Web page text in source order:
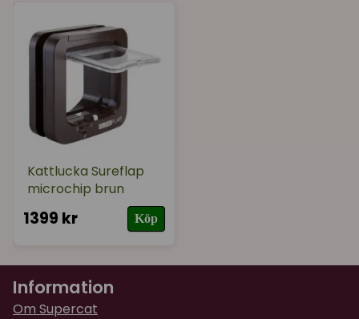
När du monterar en Sureflap i fönsterglas gör den
här tilläggsutrustningen att du kan montera
mm (min.) till 260 mm (max).Den totala diametern
på monteringsadapter i standardstorleken är 285
mm.
Kattlucka Sureflap
microchip brun
1399 kr Köp
Information
Om Supercat